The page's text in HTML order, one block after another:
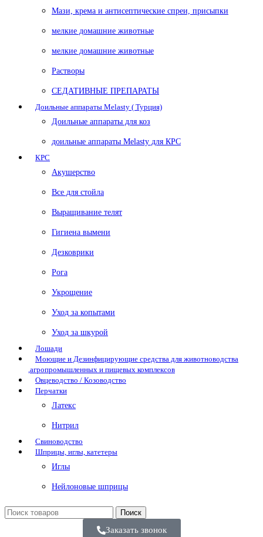
Мази, крема и антисептические спреи, присыпки
мелкие домашние животные
мелкие домашние животные
Растворы
СЕДАТИВНЫЕ ПРЕПАРАТЫ
Доильные аппараты Melasty ( Турция)
Доильные аппараты для коз
доильные аппараты Melasty для КРС
КРС
Акушерство
Все для стойла
Выращивание телят
Гигиена вымени
Дезковрики
Рога
Укрощение
Уход за копытами
Уход за шкурой
Лошади
Моющие и Дезинфицирующие средства для животноводства
,агропромышленных и пищевых комплексов
Овцеводство / Козоводство
Перчатки
Латекс
Нитрил
Свиноводство
Шприцы, иглы, катетеры
Иглы
Нейлоновые шприцы
Поиск
Заказать звонок